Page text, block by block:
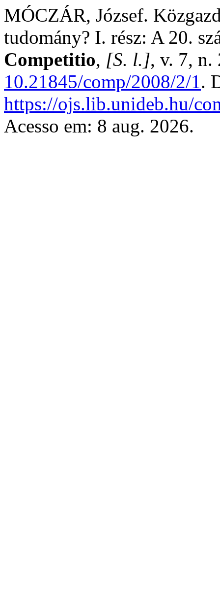
MÓCZÁR, József.
tudomány? I. rész: A 20.
Competitio, [S. l.], v. 7, n.
10.21845/comp/2008/2/1.
https://ojs.lib.unideb.hu/
Acesso em: 8 aug. 2026.